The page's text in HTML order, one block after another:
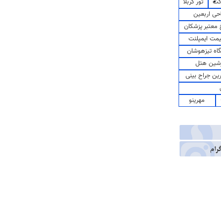
اربعین
پزشکان
ایمپلنت
تیزهوشان
هتل
جراح بینی
مهرینو